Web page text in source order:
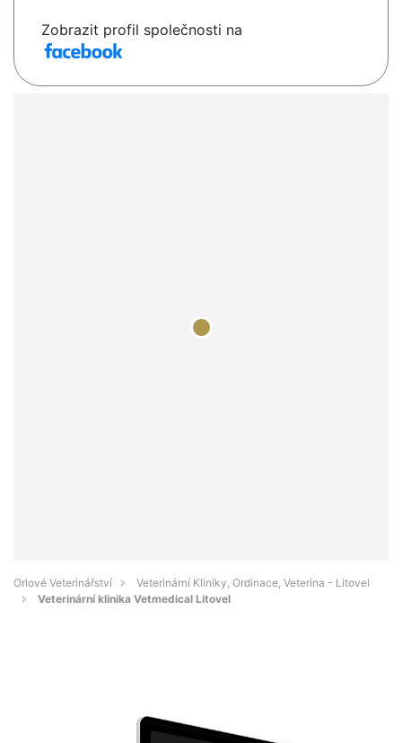
Zobrazit profil společnosti na
Orlové Veterinářství
Veterinární Kliniky, Ordinace, Veterina - Litovel
Veterinární klinika Vetmedical Litovel